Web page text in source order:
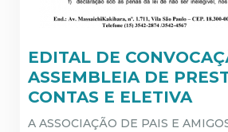
EDITAL DE
ASSEMBLEIA DE
CONTAS E ELETIVA
A ASSOCIAÇÃO DE PAIS E